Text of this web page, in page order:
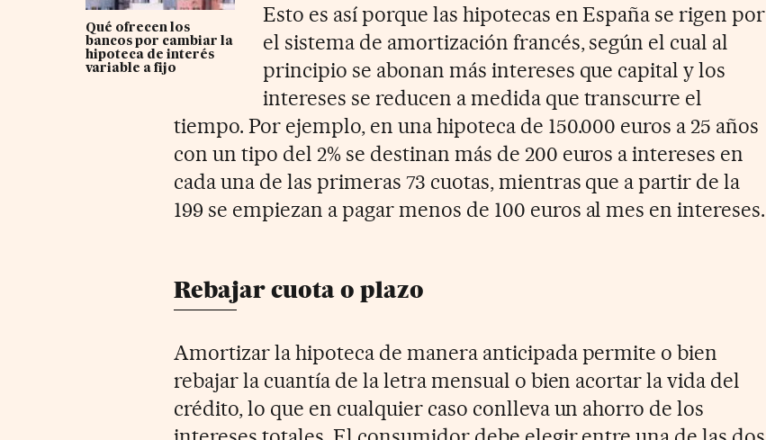
Qué ofrecen los
bancos por cambiar la
hipoteca de interés
variable a fijo
Esto es así porque las hipotecas en España se rigen por
el sistema de amortización francés, según el cual al
principio se abonan más intereses que capital y los
intereses se reducen a medida que transcurre el
tiempo. Por ejemplo, en una hipoteca de 150.000 euros a 25 años
con un tipo del 2% se destinan más de 200 euros a intereses en
cada una de las primeras 73 cuotas, mientras que a partir de la
199 se empiezan a pagar menos de 100 euros al mes en intereses.
Rebajar cuota o plazo
Amortizar la hipoteca de manera anticipada permite o bien
rebajar la cuantía de la letra mensual o bien acortar la vida del
crédito, lo que en cualquier caso conlleva un ahorro de los